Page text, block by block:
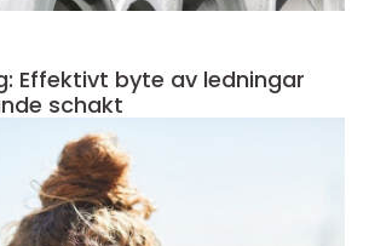
Effektivt byte av ledningar
schakt